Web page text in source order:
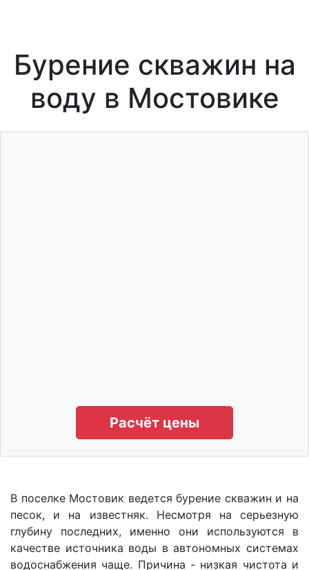
Бурение скважин на
воду в Мостовике
Расчёт цены
В поселке Мостовик ведется бурение скважин и на
песок, и на известняк. Несмотря на серьезную
глубину последних, именно они используются в
качестве источника воды в автономных системах
водоснабжения чаще. Причина - низкая чистота и